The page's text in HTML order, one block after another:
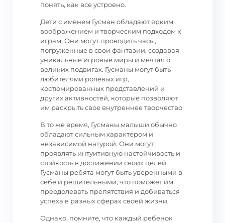
понять, как все устроено.
Дети с именем Гусман обладают ярким
воображением и творческим подходом к
играм. Они могут проводить часы,
погруженные в свои фантазии, создавая
уникальные игровые миры и мечтая о
великих подвигах. Гусманы могут быть
любителями ролевых игр,
костюмированных представлений и
других активностей, которые позволяют
им раскрыть свое внутреннее творчество.
В то же время, Гусманы малыши обычно
обладают сильным характером и
независимой натурой. Они могут
проявлять интуитивную настойчивость и
стойкость в достижении своих целей.
Гусманы ребята могут быть уверенными в
себе и решительными, что поможет им
преодолевать препятствия и добиваться
успеха в разных сферах своей жизни.
Однако, помните, что каждый ребенок